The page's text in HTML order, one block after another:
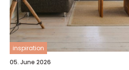
inspiration
05. June 2026